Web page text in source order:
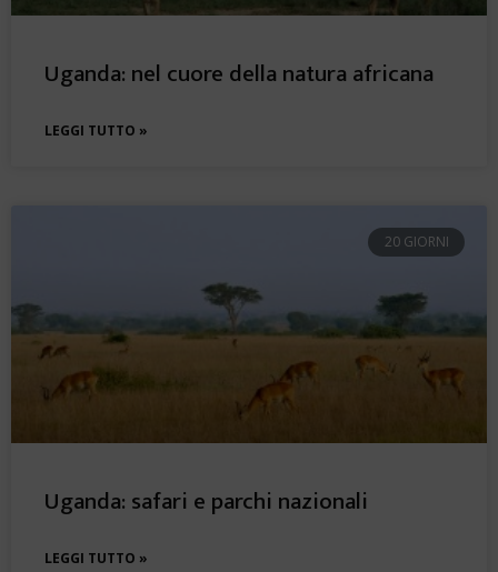
Uganda: nel cuore della natura africana
LEGGI TUTTO »
20 GIORNI
Uganda: safari e parchi nazionali
LEGGI TUTTO »